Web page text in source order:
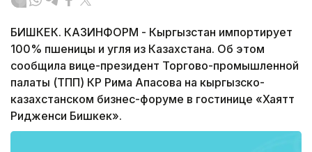
БИШКЕК. КАЗИНФОРМ - Кыргызстан импортирует
100% пшеницы и угля из Казахстана. Об этом
сообщила вице-президент Торгово-промышленной
палаты (ТПП) КР Рима Апасова на кыргызско-
казахстанском бизнес-форуме в гостинице «Хаятт
Ридженси Бишкек».